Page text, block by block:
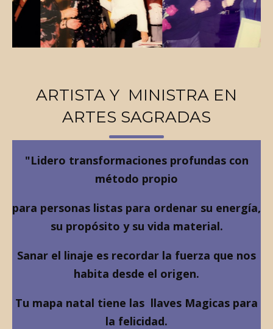
ARTISTA Y MINISTRA EN
ARTES SAGRADAS
"Lidero transformaciones profundas con
método propio
para personas listas para ordenar su energía,
su propósito y su vida material.
Sanar el linaje es recordar la fuerza que nos
habita desde el origen.
Tu mapa natal tiene las llaves Magicas para
la felicidad.